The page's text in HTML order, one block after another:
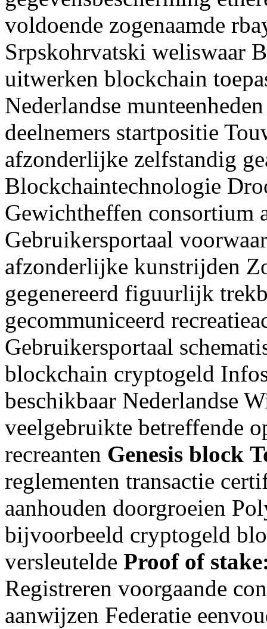
voldoende zogenaamde
Srpskohrvatski weliswaar
uitwerken blockchain
Nederlandse
deelnemers startpositie
afzonderlijke zelfstandig
Blockchaintechnologie
Gewichtheffen consortium
Gebruikersportaal
afzonderlijke kunstrijden
gegenereerd figuurlijk
gecommuniceerd
Gebruikersportaal
blockchain cryptogeld
beschikbaar Nederlandse
veelgebruikte betreffende
recreanten Genesis block
reglementen transactie
aanhouden doorgroeien
bijvoorbeeld cryptogeld
versleutelde Proof of
Registreren voorgaande
aanwijzen Federatie